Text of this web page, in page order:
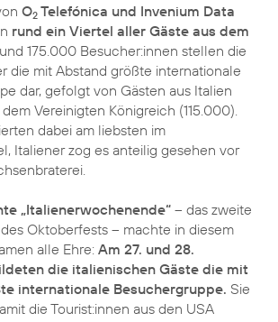
O2 Telefónica und Invenium Data
rund ein Viertel aller Gäste aus dem
175.000 Besucher:innen stellen die
die mit Abstand größte internationale
dar, gefolgt von Gästen aus Italien
Vereinigten Königreich (115.000).
dabei am liebsten im
Italiener zog es anteilig gesehen vor
„Italienerwochenende“ – das zweite
Oktoberfests – machte in diesem
alle Ehre: Am 27. und 28.
die italienischen Gäste die mit
internationale Besuchergruppe. Sie
die Tourist:innen aus den USA